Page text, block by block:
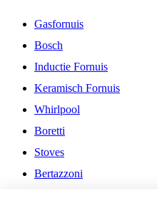
Gasfornuis
Bosch
Inductie Fornuis
Keramisch Fornuis
Whirlpool
Boretti
Stoves
Bertazzoni